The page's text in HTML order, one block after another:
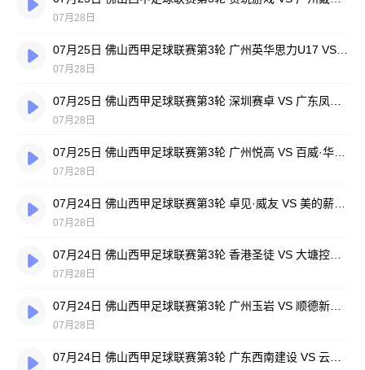
07月28日
07月28日
07月28日
07月28日
07月28日
07月28日
07月28日